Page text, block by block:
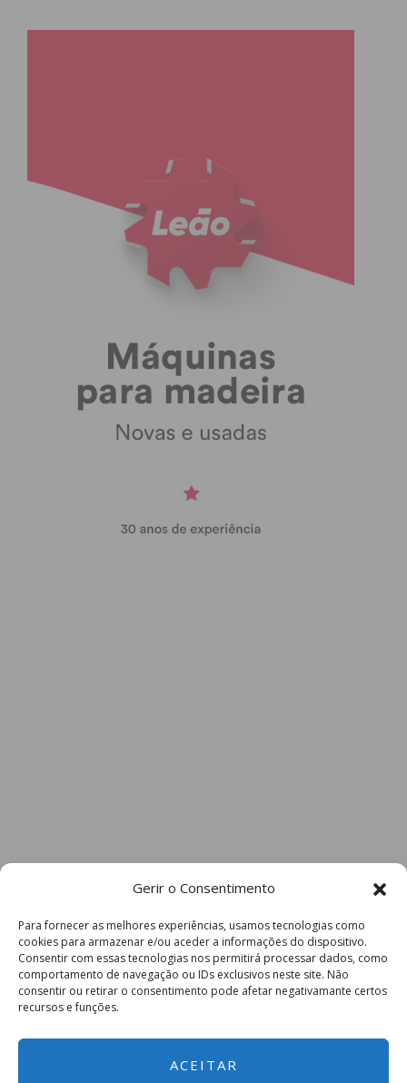
Gerir o Consentimento
Para fornecer as melhores experiências, usamos tecnologias como
cookies para armazenar e/ou aceder a informações do dispositivo.
Consentir com essas tecnologias nos permitirá processar dados, como
comportamento de navegação ou IDs exclusivos neste site. Não
consentir ou retirar o consentimento pode afetar negativamante certos
recursos e funções.
ACEITAR